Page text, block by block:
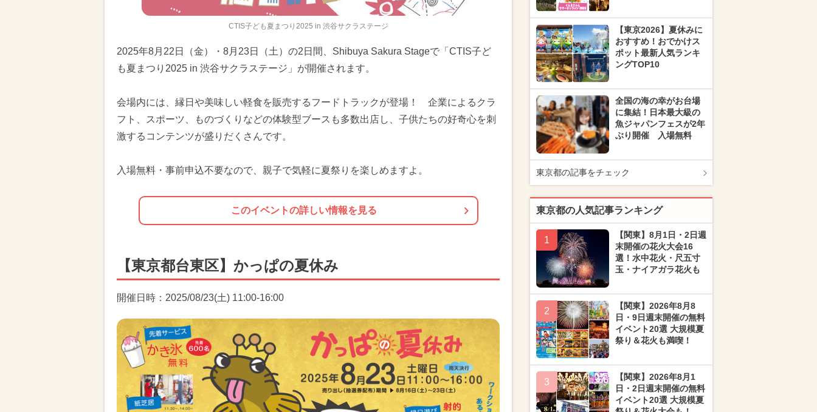
CTIS子ども夏まつり2025 in 渋谷サクラステージ
2025年8月22日（金）・8月23日（土）の2日間、Shibuya Sakura Stageで「CTIS子ど
も夏まつり2025 in 渋谷サクラステージ」が開催されます。
会場内には、縁日や美味しい軽食を販売するフードトラックが登場！ 企業によるクラ
フト、スポーツ、ものづくりなどの体験型ブースも多数出店し、子供たちの好奇心を刺
激するコンテンツが盛りだくさんです。
入場無料・事前申込不要なので、親子で気軽に夏祭りを楽しめますよ。
このイベントの詳しい情報を見る
【東京都台東区】かっぱの夏休み
開催日時：2025/08/23(土) 11:00-16:00
【東京2026】夏休みに
おすすめ！おでかけス
ポット最新人気ランキ
ングTOP10
全国の海の幸がお台場
に集結！日本最大級の
魚ジャパンフェスが2年
ぶり開催 入場無料
東京都の記事をチェック
東京都の人気記事ランキング
1
【関東】8月1日・2日週
末開催の花火大会16
選！水中花火・尺五寸
玉・ナイアガラ花火も
2
【関東】2026年8月8
日・9日週末開催の無料
イベント20選 大規模夏
祭り＆花火も満喫！
3
【関東】2026年8月1
日・2日週末開催の無料
イベント20選 大規模夏